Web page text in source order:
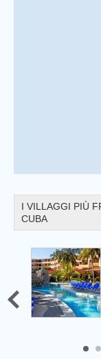
I VILLAGGI PIÙ
CUBA